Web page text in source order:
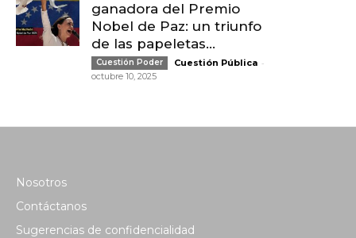
ganadora del Premio
Nobel de Paz: un triunfo
de las papeletas...
Cuestión Poder Cuestión Pública -
octubre 10, 2025
Nosotros
Contáctanos
Sugerencias de confidencialidad